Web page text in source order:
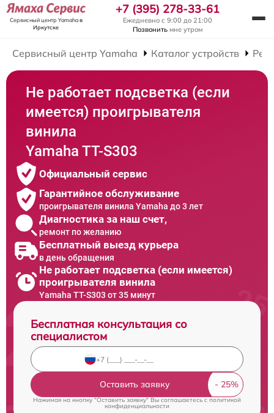
Сервисный центр Yamahaв
Иркутске
+7 (395) 278-33-61
Ежедневно с 9:00 до 21:00
Позвонить мне утром
Сервисный центр Yamaha Каталог устройств
Не работает подсветка (если
имеется) проигрывателя
винила
Yamaha TT-S303
Официальный сервис
Гарантийное обслуживание
проигрывателя винила Yamaha до 3 лет
Диагностика за наш счет,
ремонт по желанию
Бесплатный выезд курьера
в день обращения
Не работает подсветка (если имеется)
проигрывателя винила
Yamaha TT-S303 от 35 минут
Бесплатная консультация со
специалистом
Оставить заявку
Нажимая на кнопку "Оставить заявку" Вы соглашаетесь cполитикой
конфиденциальности